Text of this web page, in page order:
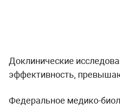
Доклинические
эффективность,
Федеральное медико-